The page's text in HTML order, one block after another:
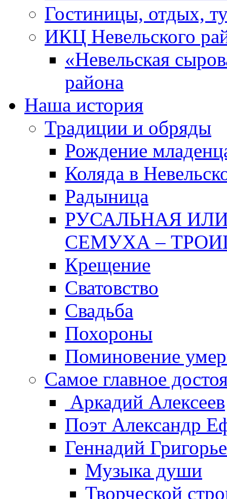
Гостиницы, отдых,
ИКЦ Невельского
«Невельская
района
Наша история
Традиции и обряды
Рождение
Коляда в
Радыница
РУСАЛЬНАЯ
СЕМУХА –
Крещение
Сватовство
Свадьба
Похороны
Поминовение
Самое главное
Аркадий Алексеев
Поэт Александр
Геннадий
Музыка души
Творческой